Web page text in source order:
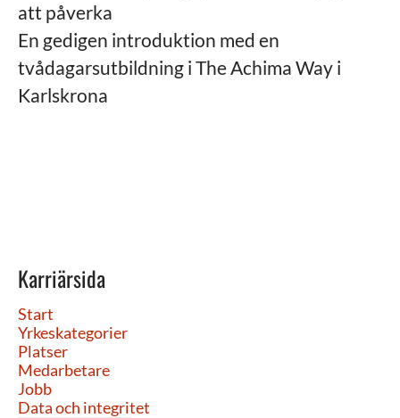
att påverka
En gedigen introduktion med en
tvådagarsutbildning i The Achima Way i
Karlskrona
Karriärsida
Start
Yrkeskategorier
Platser
Medarbetare
Jobb
Data och integritet